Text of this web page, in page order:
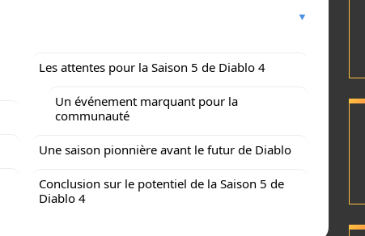
Les attentes pour la Saison 5 de Diablo 4
Un événement marquant pour la
communauté
Une saison pionnière avant le futur de Diablo
Conclusion sur le potentiel de la Saison 5 de
Diablo 4